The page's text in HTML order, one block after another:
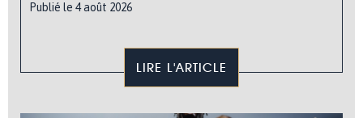
Publié le 4 août 2026
LIRE L'ARTICLE